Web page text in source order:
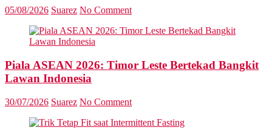
05/08/2026 Suarez No Comment
Piala ASEAN 2026: Timor Leste Bertekad Bangkit
Lawan Indonesia
30/07/2026 Suarez No Comment